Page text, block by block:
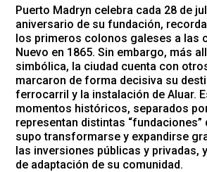
Puerto Madryn celebra cada 28 de
aniversario de su fundación,
los primeros colonos galeses a las
Nuevo en 1865. Sin embargo, más
simbólica, la ciudad cuenta con
marcaron de forma decisiva su
ferrocarril y la instalación de Aluar.
momentos históricos, separados
representan distintas “fundaciones”
supo transformarse y expandirse
las inversiones públicas y privadas,
de adaptación de su comunidad.